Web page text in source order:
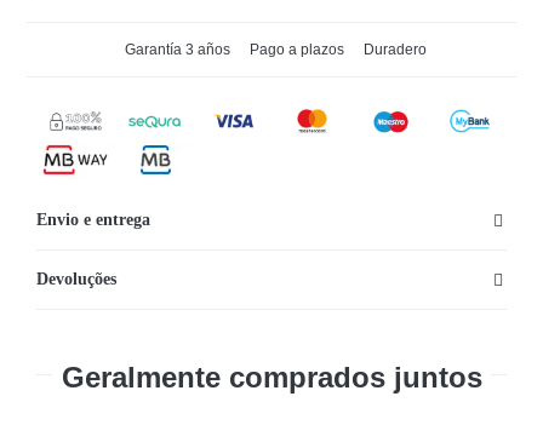
Garantía 3 años Pago a plazos Duradero
Envio e entrega
Devoluções
Geralmente comprados juntos